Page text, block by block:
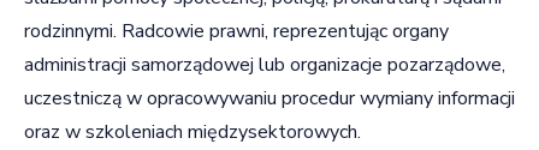
rodzinnymi. Radcowie prawni, reprezentując organy
administracji samorządowej lub organizacje pozarządowe,
uczestniczą w opracowywaniu procedur wymiany informacji
oraz w szkoleniach międzysektorowych.